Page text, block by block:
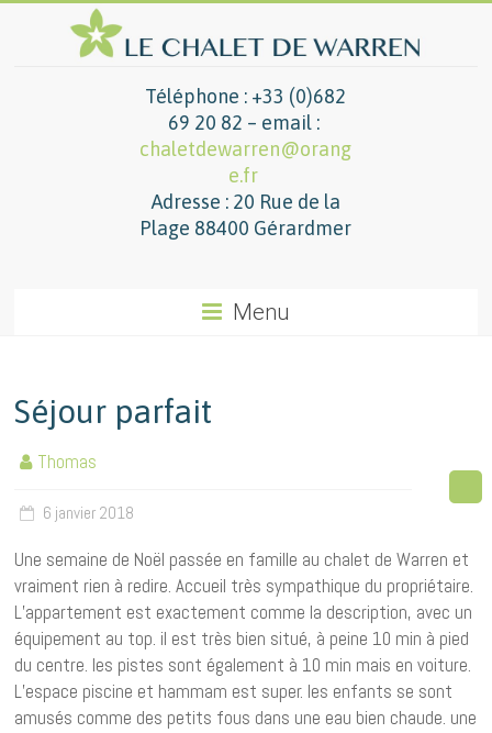
Téléphone : +33 (0)682
69 20 82 – email :
chaletdewarren@orang
e.fr
Adresse : 20 Rue de la
Plage 88400 Gérardmer
Menu
Séjour parfait
Thomas
6 janvier 2018
Une semaine de Noël passée en famille au chalet de Warren et
vraiment rien à redire. Accueil très sympathique du propriétaire.
L’appartement est exactement comme la description, avec un
équipement au top. il est très bien situé, à peine 10 min à pied
du centre. les pistes sont également à 10 min mais en voiture.
L’espace piscine et hammam est super. les enfants se sont
amusés comme des petits fous dans une eau bien chaude. une